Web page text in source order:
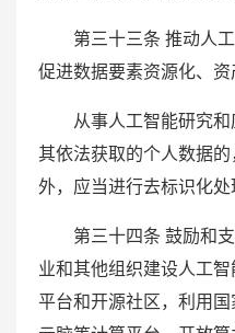
第三十三条 推动人工
促进数据要素资源化、资
从事人工智能研究和
其依法获取的个人数据
外，应当进行去标识化处
第三十四条 鼓励和支
业和其他组织建设人工
平台和开源社区，利用